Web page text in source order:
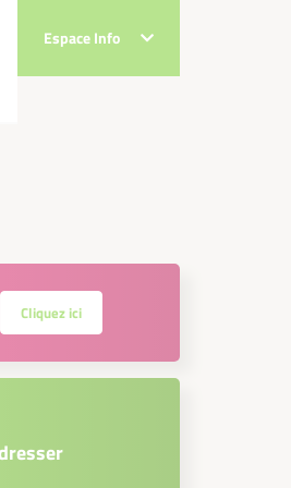
Espace Info
Espace Info
Cliquez ici